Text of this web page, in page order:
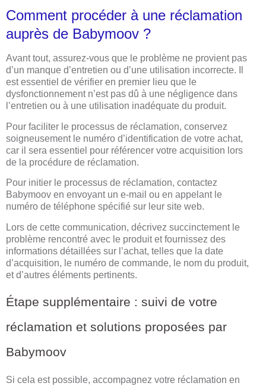
Comment procéder à une réclamation
auprès de Babymoov ?
Avant tout, assurez-vous que le problème ne provient pas
d’un manque d’entretien ou d’une utilisation incorrecte. Il
est essentiel de vérifier en premier lieu que le
dysfonctionnement n’est pas dû à une négligence dans
l’entretien ou à une utilisation inadéquate du produit.
Pour faciliter le processus de réclamation, conservez
soigneusement le numéro d’identification de votre achat,
car il sera essentiel pour référencer votre acquisition lors
de la procédure de réclamation.
Pour initier le processus de réclamation, contactez
Babymoov en envoyant un e-mail ou en appelant le
numéro de téléphone spécifié sur leur site web.
Lors de cette communication, décrivez succinctement le
problème rencontré avec le produit et fournissez des
informations détaillées sur l’achat, telles que la date
d’acquisition, le numéro de commande, le nom du produit,
et d’autres éléments pertinents.
Étape supplémentaire : suivi de votre
réclamation et solutions proposées par
Babymoov
Si cela est possible, accompagnez votre réclamation en